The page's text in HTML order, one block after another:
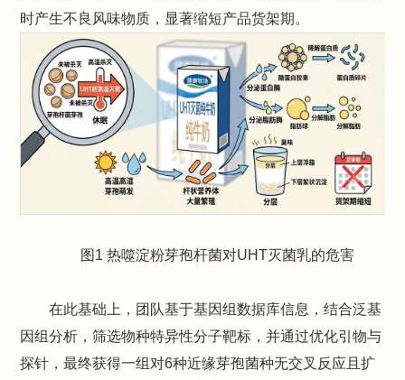
时产生不良风味物质，显著缩短产品货架期。
图1 热噬淀粉芽孢杆菌对UHT灭菌乳的危害
在此基础上，团队基于基因组数据库信息，结合泛基
因组分析，筛选物种特异性分子靶标，并通过优化引物与
探针，最终获得一组对6种近缘芽孢菌种无交叉反应且扩